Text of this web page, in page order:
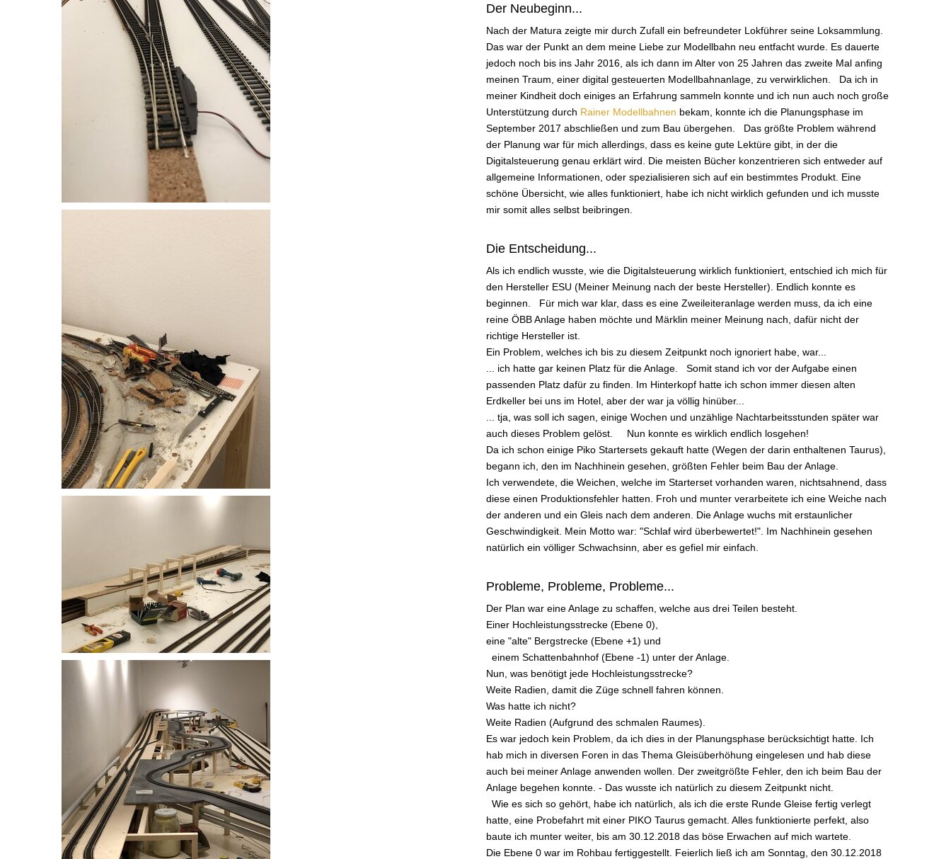
Der Neubeginn...
Nach der Matura zeigte mir durch Zufall ein befreundeter Lokführer seine Loksammlung.
Das war der Punkt an dem meine Liebe zur Modellbahn neu entfacht wurde. Es dauerte
jedoch noch bis ins Jahr 2016, als ich dann im Alter von 25 Jahren das zweite Mal anfing
meinen Traum, einer digital gesteuerten Modellbahnanlage, zu verwirklichen. Da ich in
meiner Kindheit doch einiges an Erfahrung sammeln konnte und ich nun auch noch große
Unterstützung durch Rainer Modellbahnen bekam, konnte ich die Planungsphase im
September 2017 abschließen und zum Bau übergehen. Das größte Problem während
der Planung war für mich allerdings, dass es keine gute Lektüre gibt, in der die
Digitalsteuerung genau erklärt wird. Die meisten Bücher konzentrieren sich entweder auf
allgemeine Informationen, oder spezialisieren sich auf ein bestimmtes Produkt. Eine
schöne Übersicht, wie alles funktioniert, habe ich nicht wirklich gefunden und ich musste
mir somit alles selbst beibringen.
Die Entscheidung...
Als ich endlich wusste, wie die Digitalsteuerung wirklich funktioniert, entschied ich mich für
den Hersteller ESU (Meiner Meinung nach der beste Hersteller). Endlich konnte es
beginnen. Für mich war klar, dass es eine Zweileiteranlage werden muss, da ich eine
reine ÖBB Anlage haben möchte und Märklin meiner Meinung nach, dafür nicht der
richtige Hersteller ist.
Ein Problem, welches ich bis zu diesem Zeitpunkt noch ignoriert habe, war...
... ich hatte gar keinen Platz für die Anlage. Somit stand ich vor der Aufgabe einen
passenden Platz dafür zu finden. Im Hinterkopf hatte ich schon immer diesen alten
Erdkeller bei uns im Hotel, aber der war ja völlig hinüber...
... tja, was soll ich sagen, einige Wochen und unzählige Nachtarbeitsstunden später war
auch dieses Problem gelöst. Nun konnte es wirklich endlich losgehen!
Da ich schon einige Piko Startersets gekauft hatte (Wegen der darin enthaltenen Taurus),
begann ich, den im Nachhinein gesehen, größten Fehler beim Bau der Anlage.
Ich verwendete, die Weichen, welche im Starterset vorhanden waren, nichtsahnend, dass
diese einen Produktionsfehler hatten. Froh und munter verarbeitete ich eine Weiche nach
der anderen und ein Gleis nach dem anderen. Die Anlage wuchs mit erstaunlicher
Geschwindigkeit. Mein Motto war: "Schlaf wird überbewertet!". Im Nachhinein gesehen
natürlich ein völliger Schwachsinn, aber es gefiel mir einfach.
Probleme, Probleme, Probleme...
Der Plan war eine Anlage zu schaffen, welche aus drei Teilen besteht.
Einer Hochleistungsstrecke (Ebene 0),
eine "alte" Bergstrecke (Ebene +1) und
einem Schattenbahnhof (Ebene -1) unter der Anlage.
Nun, was benötigt jede Hochleistungsstrecke?
Weite Radien, damit die Züge schnell fahren können.
Was hatte ich nicht?
Weite Radien (Aufgrund des schmalen Raumes).
Es war jedoch kein Problem, da ich dies in der Planungsphase berücksichtigt hatte. Ich
hab mich in diversen Foren in das Thema Gleisüberhöhung eingelesen und hab diese
auch bei meiner Anlage anwenden wollen. Der zweitgrößte Fehler, den ich beim Bau der
Anlage begehen konnte. - Das wusste ich natürlich zu diesem Zeitpunkt nicht.
Wie es sich so gehört, habe ich natürlich, als ich die erste Runde Gleise fertig verlegt
hatte, eine Probefahrt mit einer PIKO Taurus gemacht. Alles funktionierte perfekt, also
baute ich munter weiter, bis am 30.12.2018 das böse Erwachen auf mich wartete.
Die Ebene 0 war im Rohbau fertiggestellt. Feierlich ließ ich am Sonntag, den 30.12.2018